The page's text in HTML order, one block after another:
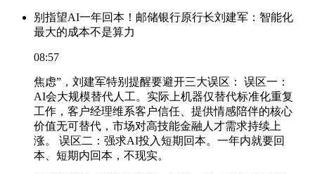
别指望AI一年回本！邮储银行原行长刘建军：智能化
最大的成本不是算力
08:57
焦虑”，刘建军特别提醒要避开三大误区： 误区一：
AI会大规模替代人工。实际上机器仅替代标准化重复
工作，客户经理维系客户信任、提供情感陪伴的核心
价值无可替代，市场对高技能金融人才需求持续上
涨。 误区二：强求AI投入短期回本。一年内就要回
本、短期内回本，不现实。